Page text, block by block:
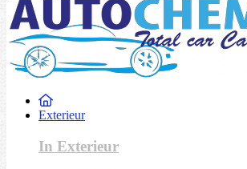
Exterieur
In Exterieur